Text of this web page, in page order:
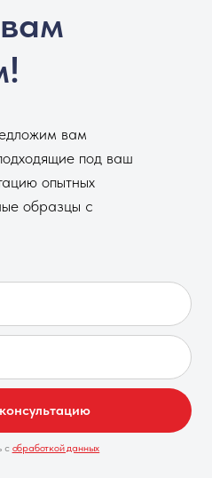
вам
под ваш
опытных
образцы с
с обработкой данных